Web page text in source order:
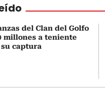
del Clan del Golfo
millones a teniente
captura